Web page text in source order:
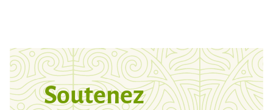
Soutenez